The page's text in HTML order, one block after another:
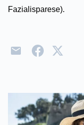
Fazialisparese).